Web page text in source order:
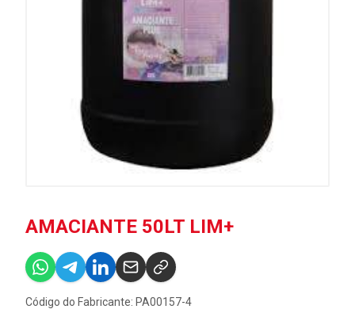
AMACIANTE 50LT LIM+
Código do Fabricante: PA00157-4